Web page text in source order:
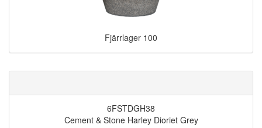
Fjärrlager 100
6FSTDGH38
Cement & Stone Harley Dioriet Grey